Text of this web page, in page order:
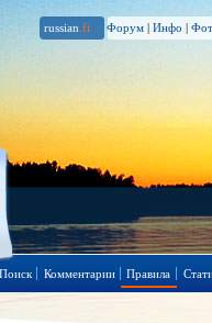
russian .fi Форум | Инфо |
Поиск Комментарии Правила